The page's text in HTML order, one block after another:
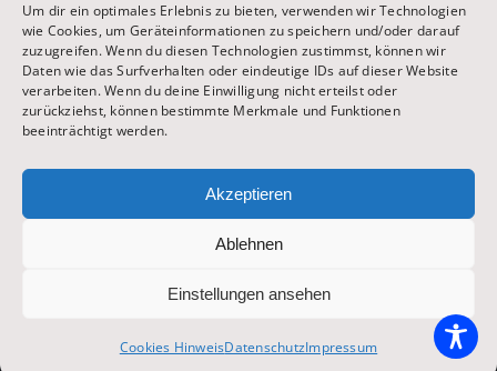
Um dir ein optimales Erlebnis zu bieten, verwenden wir Technologien
wie Cookies, um Geräteinformationen zu speichern und/oder darauf
zuzugreifen. Wenn du diesen Technologien zustimmst, können wir
Daten wie das Surfverhalten oder eindeutige IDs auf dieser Website
verarbeiten. Wenn du deine Einwilligung nicht erteilst oder
zurückziehst, können bestimmte Merkmale und Funktionen
beeinträchtigt werden.
Akzeptieren
Ablehnen
Einstellungen ansehen
Cookies HinweisDatenschutzImpressum
Entertainment
Oktoberfest & Volksfeste
Zur Hauptseite